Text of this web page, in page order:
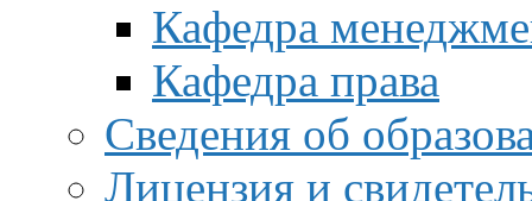
Кафедра
Кафедра права
Сведения об
Лицензия и